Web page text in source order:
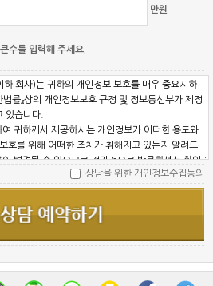
만원
수를 입력해 주세요.
상담을 위한 개인정보수집동의